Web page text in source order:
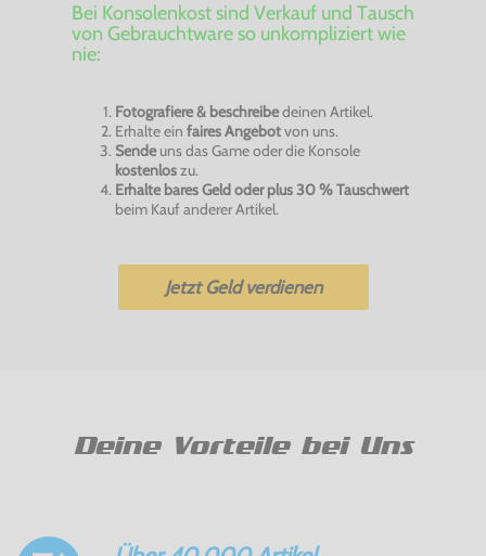
Bei Konsolenkost sind Verkauf und Tausch
von Gebrauchtware so unkompliziert wie
nie:
Fotografiere & beschreibedeinen Artikel.
Erhalte ein faires Angebotvon uns.
Sendeuns das Game oder die Konsole
kostenloszu.
Erhalte bares Geld oder plus 30 % Tauschwert
beim Kauf anderer Artikel.
Jetzt Geld verdienen
Deine Vorteile bei Uns